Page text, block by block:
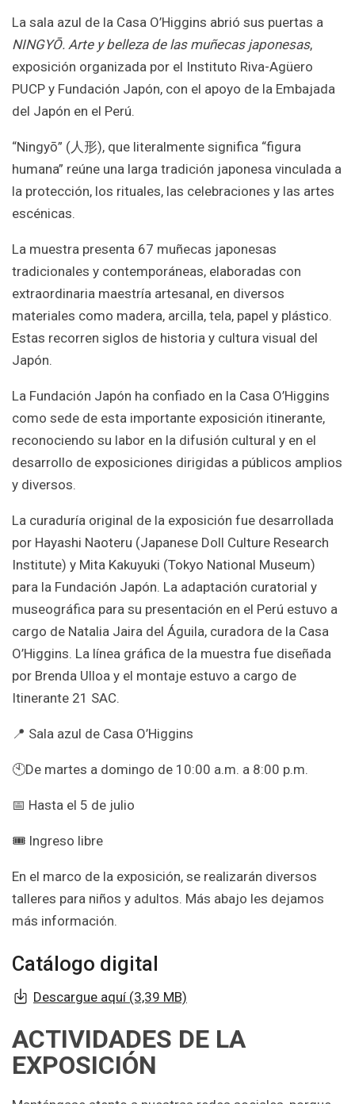
La sala azul de la Casa O’Higgins abrió sus puertas a
NINGYŌ. Arte y belleza de las muñecas japonesas,
exposición organizada por el Instituto Riva-Agüero
PUCP y Fundación Japón, con el apoyo de la Embajada
del Japón en el Perú.
“Ningyō” ( 人形), que literalmente significa “figura
humana” reúne una larga tradición japonesa vinculada a
la protección, los rituales, las celebraciones y las artes
escénicas.
La muestra presenta 67 muñecas japonesas
tradicionales y contemporáneas, elaboradas con
extraordinaria maestría artesanal, en diversos
materiales como madera, arcilla, tela, papel y plástico.
Estas recorren siglos de historia y cultura visual del
Japón.
La Fundación Japón ha confiado en la Casa O’Higgins
como sede de esta importante exposición itinerante,
reconociendo su labor en la difusión cultural y en el
desarrollo de exposiciones dirigidas a públicos amplios
y diversos.
La curaduría original de la exposición fue desarrollada
por Hayashi Naoteru (Japanese Doll Culture Research
Institute) y Mita Kakuyuki (Tokyo National Museum)
para la Fundación Japón. La adaptación curatorial y
museográfica para su presentación en el Perú estuvo a
cargo de Natalia Jaira del Águila, curadora de la Casa
O’Higgins. La línea gráfica de la muestra fue diseñada
por Brenda Ulloa y el montaje estuvo a cargo de
Itinerante 21 SAC.
📍 Sala azul de Casa O’Higgins
🕙De martes a domingo de 10:00 a.m. a 8:00 p.m.
📅 Hasta el 5 de julio
🎟️ Ingreso libre
En el marco de la exposición, se realizarán diversos
talleres para niños y adultos. Más abajo les dejamos
más información.
Catálogo digital
Descargue aquí (3,39 MB)
ACTIVIDADES DE LA
EXPOSICIÓN